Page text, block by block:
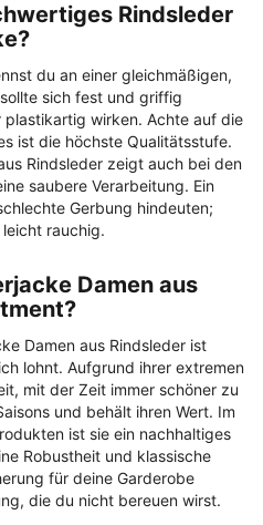
Rindsleder
du an einer gleichmäßigen,
sich fest und griffig
wirken. Achte auf die
ist die höchste Qualitätsstufe.
Rindsleder zeigt auch bei den
saubere Verarbeitung. Ein
Gerbung hindeuten;
rauchig.
Damen aus
Damen aus Rindsleder ist
lohnt. Aufgrund ihrer extremen
mit der Zeit immer schöner zu
und behält ihren Wert. Im
ist sie ein nachhaltiges
Robustheit und klassische
für deine Garderobe
die du nicht bereuen wirst.